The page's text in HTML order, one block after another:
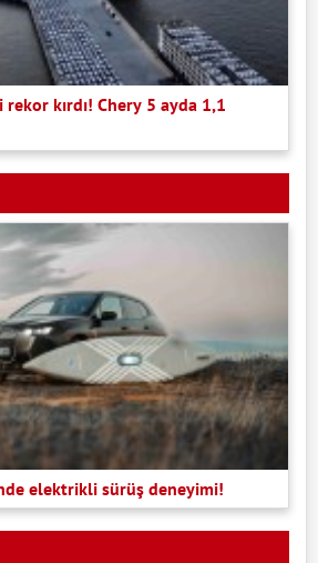
kırdı! Chery 5 ayda 1,1
elektrikli sürüş deneyimi!